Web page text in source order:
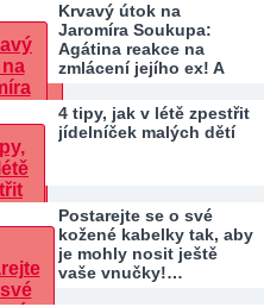
Krvavý útok na
Jaromíra Soukupa:
Agátina reakce na
zmlácení jejího ex! A
co…
4 tipy, jak v létě zpestřit
jídelníček malých dětí
Postarejte se o své
kožené kabelky tak, aby
je mohly nosit ještě
vaše vnučky!…